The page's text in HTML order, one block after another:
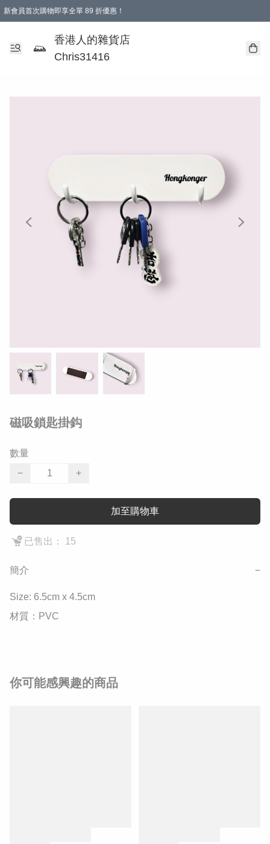
新會員首次購物即享全單 89 折優惠！
購物滿 HKD 499.00即享免運費優惠！（適用於 本地送貨、本地取貨 )
【滿 $300 專屬驚喜：無聲信物（最後一批）】
香港人的雜貨店
Chris31416
磁吸鎖匙掛鈎
數量
−
+
加至購物車
已售出： 15
簡介 −
Size: 6.5cm x 4.5cm
材質：PVC
你可能感興趣的商品